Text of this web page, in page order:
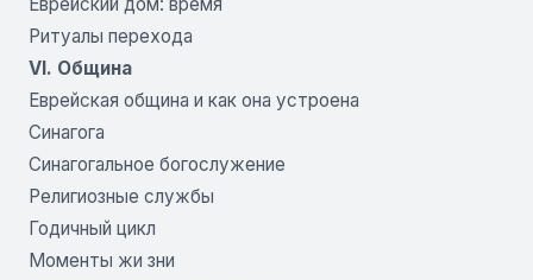
Ритуалы перехода
VI. Община
Еврейская община и как она устроена
Синагога
Синагогальное богослужение
Религиозные службы
Годичный цикл
Моменты жи зни